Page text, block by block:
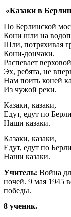
«Казаки в
По Берлинской
Кони шли на
Шли, потряхивая
Кони-дончаки.
Распевает
Эх, ребята, не
Нам поить коней
Из чужой реки.
Казаки, казаки,
Едут, едут по
Наши казаки.
Казаки, казаки,
Едут, едут по
Наши казаки.
Учитель: Война
ночей. 9 мая 1945
победы.
8 ученик.